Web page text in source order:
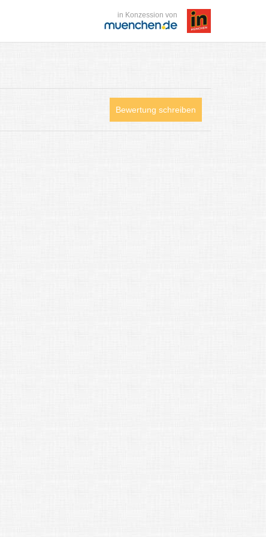
in Konzession von
Bewertung schreiben